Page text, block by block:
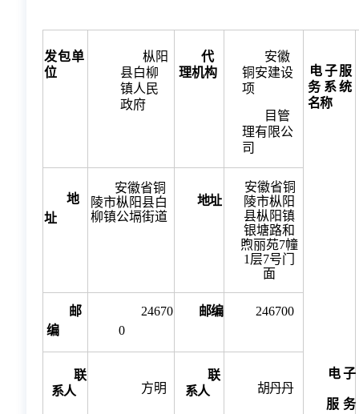
发包单
位
枞阳
县白柳
镇人民
政府
代
理机构
安徽
铜安建设
项
目管
理有限公
司
电子服
务系统
名称
地
址
安徽省铜
陵市枞阳县白
柳镇公塥街道
地址
安徽省铜
陵市枞阳
县枞阳镇
银塘路和
煦丽苑7幢
1层7号门
面
邮
编
24670
0
邮编 246700
联
系人 方明
联
系人 胡丹丹
电 子
服 务